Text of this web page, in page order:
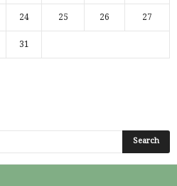
24 25 26 27
31